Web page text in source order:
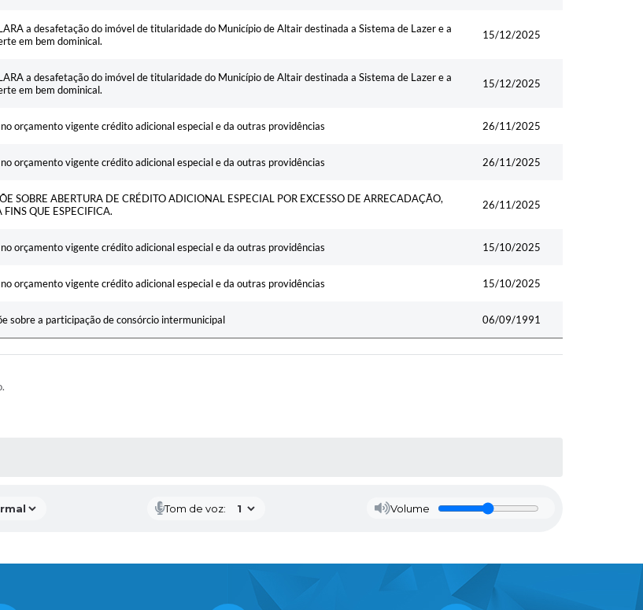
a desafetação do imóvel de titularidade do Município de Altair destinada a Sistema de Lazer e a
em bem dominical.
15/12/2025
a desafetação do imóvel de titularidade do Município de Altair destinada a Sistema de Lazer e a
em bem dominical.
15/12/2025
orçamento vigente crédito adicional especial e da outras providências 26/11/2025
orçamento vigente crédito adicional especial e da outras providências 26/11/2025
SOBRE ABERTURA DE CRÉDITO ADICIONAL ESPECIAL POR EXCESSO DE ARRECADAÇÃO,
FINS QUE ESPECIFICA.
26/11/2025
orçamento vigente crédito adicional especial e da outras providências 15/10/2025
orçamento vigente crédito adicional especial e da outras providências 15/10/2025
sobre a participação de consórcio intermunicipal 06/09/1991
Tom de voz: Volume